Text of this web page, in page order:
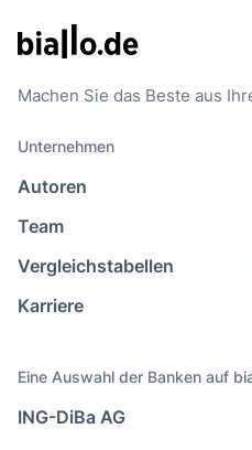
Machen Sie das Beste aus
Unternehmen
Autoren
Team
Vergleichstabellen
Karriere
Eine Auswahl der Banken auf
ING-DiBa AG